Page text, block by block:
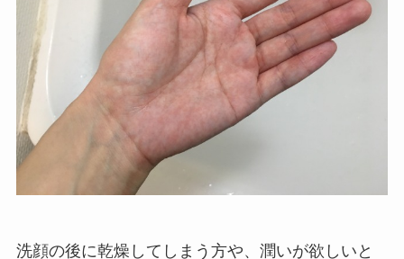
洗顔の後に乾燥してしまう方や、潤いが欲しいと